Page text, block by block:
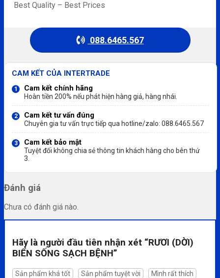
Best Quality – Best Prices
088.6465.567
CAM KẾT CỦA INTERTRADE
1 Cam kết chính hãng
Hoàn tiền 200% nếu phát hiện hàng giả, hàng nhái.
2 Cam kết tư vấn đúng
Chuyên gia tư vấn trực tiếp qua hotline/zalo: 088.6465.567
3 Cam kết bảo mật
Tuyệt đối không chia sẻ thông tin khách hàng cho bên thứ
3.
Đánh giá
Chưa có đánh giá nào.
Hãy là người đầu tiên nhận xét “RƯƠI (DỜI)
BIỂN SỐNG SẠCH BỆNH”
Sản phẩm khá tốt Sản phẩm tuyệt vời
Mình rất thích